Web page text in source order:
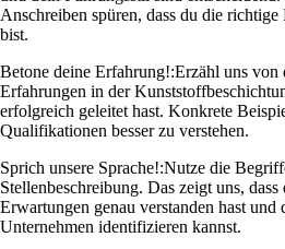
Anschreiben spüren, dass du die
bist.
Betone deine Erfahrung!:Erzähl uns von
Erfahrungen in der
erfolgreich geleitet hast. Konkrete
Qualifikationen besser zu verstehen.
Sprich unsere Sprache!:Nutze die
Stellenbeschreibung. Das zeigt uns,
Erwartungen genau verstanden hast und
Unternehmen identifizieren kannst.